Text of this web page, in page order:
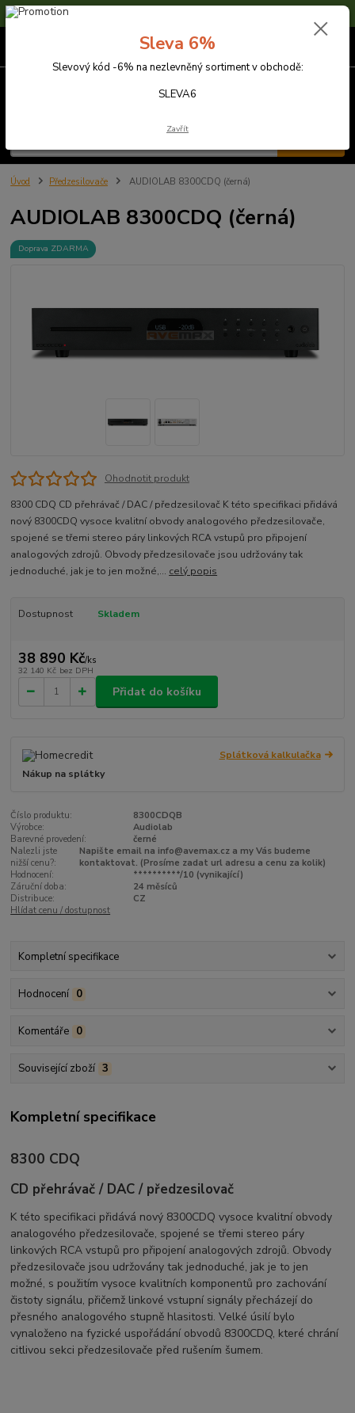
Sleva 6% na nezlevněné zboží s kódem SLEVA6
Úvod Předzesilovače AUDIOLAB 8300CDQ (černá)
AUDIOLAB 8300CDQ (černá)
Doprava ZDARMA
Ohodnotit produkt
8300 CDQ CD přehrávač / DAC / předzesilovač K této specifikaci přidává
nový 8300CDQ vysoce kvalitní obvody analogového předzesilovače,
spojené se třemi stereo páry linkových RCA vstupů pro připojení
analogových zdrojů. Obvody předzesilovače jsou udržovány tak
jednoduché, jak je to jen možné,... celý popis
Dostupnost Skladem
38 890 Kč/ks
32 140 Kč bez DPH
Přidat do košíku
Splátková kalkulačka
Nákup na splátky
Číslo produktu:
8300CDQB
Výrobce:
Audiolab
Barevné provedení:
černé
Nalezli jste
nižší cenu?:
Napište email na info@avemax.cz a my Vás budeme
kontaktovat. (Prosíme zadat url adresu a cenu za kolik)
Hodnocení:
**********/10 (vynikající)
Záruční doba:
24 měsíců
Distribuce:
CZ
Hlídat cenu / dostupnost
Kompletní specifikace
Hodnocení 0
Komentáře 0
Související zboží 3
Kompletní specifikace
8300 CDQ
CD přehrávač / DAC / předzesilovač
K této specifikaci přidává nový 8300CDQ vysoce kvalitní obvody
analogového předzesilovače, spojené se třemi stereo páry
linkových RCA vstupů pro připojení analogových zdrojů. Obvody
předzesilovače jsou udržovány tak jednoduché, jak je to jen
možné, s použitím vysoce kvalitních komponentů pro zachování
čistoty signálu, přičemž linkové vstupní signály přecházejí do
přesného analogového stupně hlasitosti. Velké úsilí bylo
vynaloženo na fyzické uspořádání obvodů 8300CDQ, které chrání
citlivou sekci předzesilovače před rušením šumem.
Sleva 6%
Slevový kód -6% na nezlevněný sortiment v obchodě:
SLEVA6
Zavřít